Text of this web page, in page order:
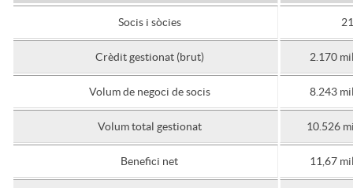
Socis i sòcies
Crèdit gestionat (brut) 2.170
Volum de negoci de socis 8.243
Volum total gestionat 10.526
Benefici net 11,67